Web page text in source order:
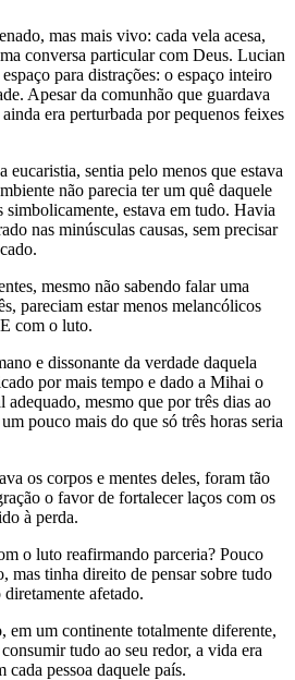
mas mais vivo: cada vela acesa,
conversa particular com Deus. Lucian
para distrações: o espaço inteiro
Apesar da comunhão que guardava
era perturbada por pequenos feixes
sentia pelo menos que estava
não parecia ter um quê daquele
simbolicamente, estava em tudo. Havia
nas minúsculas causas, sem precisar
mesmo não sabendo falar uma
pareciam estar menos melancólicos
com o luto.
e dissonante da verdade daquela
por mais tempo e dado a Mihai o
adequado, mesmo que por três dias ao
pouco mais do que só três horas seria
os corpos e mentes deles, foram tão
o favor de fortalecer laços com os
à perda.
o luto reafirmando parceria? Pouco
mas tinha direito de pensar sobre tudo
afetado.
um continente totalmente diferente,
tudo ao seu redor, a vida era
cada pessoa daquele país.